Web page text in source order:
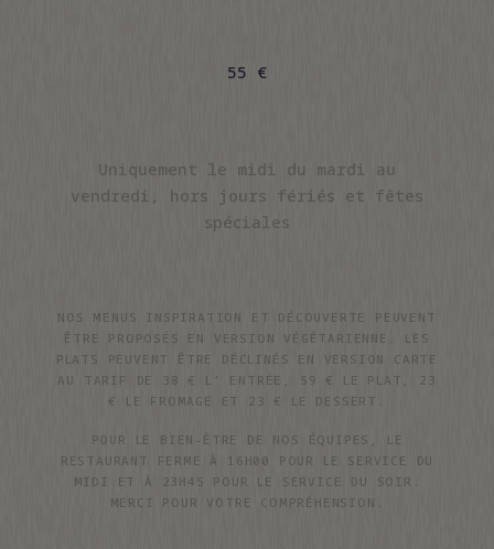
55 €
Uniquement le midi du mardi au
vendredi, hors jours fériés et fêtes
spéciales
NOS MENUS INSPIRATION ET DÉCOUVERTE PEUVENT
ÊTRE PROPOSÉS EN VERSION VÉGÉTARIENNE. LES
PLATS PEUVENT ÊTRE DÉCLINÉS EN VERSION CARTE
AU TARIF DE 38 € L’ ENTRÉE, 59 € LE PLAT, 23
€ LE FROMAGE ET 23 € LE DESSERT.
POUR LE BIEN-ÊTRE DE NOS ÉQUIPES, LE
RESTAURANT FERME À 16H00 POUR LE SERVICE DU
MIDI ET À 23H45 POUR LE SERVICE DU SOIR.
MERCI POUR VOTRE COMPRÉHENSION.